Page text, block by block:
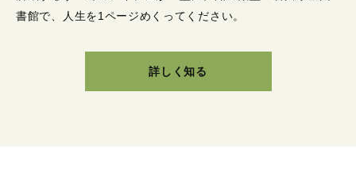
書館で、人生を1ページめくってください。
詳しく知る